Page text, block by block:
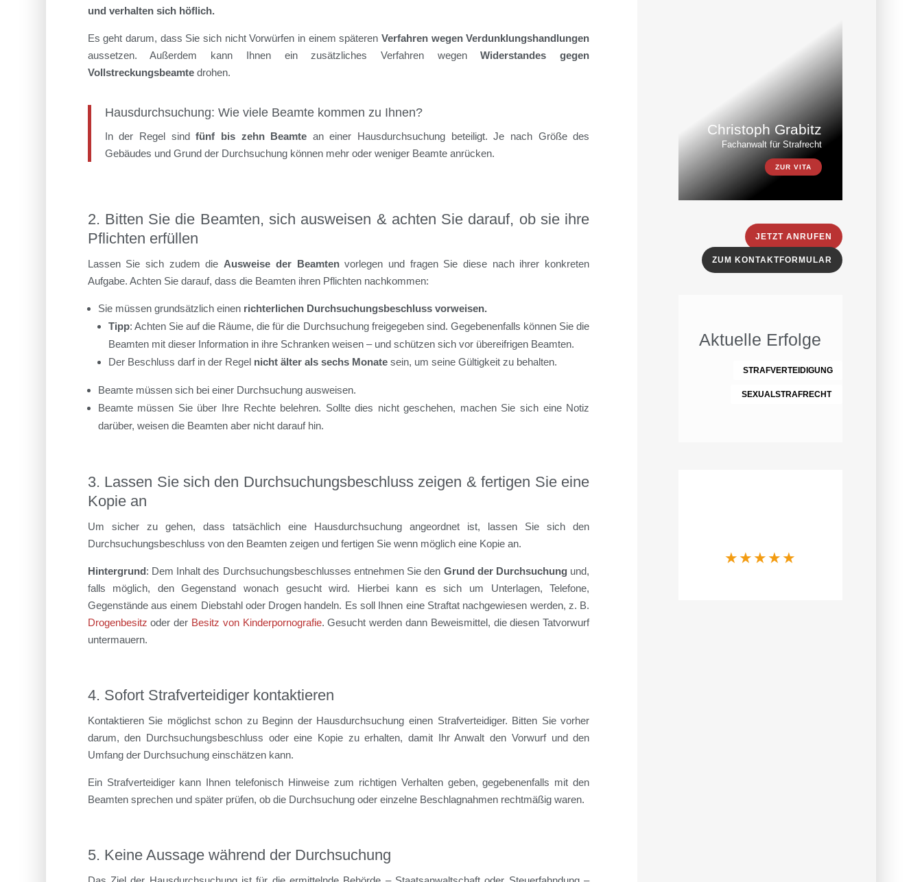
und verhalten sich höflich.
Es geht darum, dass Sie sich nicht Vorwürfen in einem späteren Verfahren wegen Verdunklungshandlungen
aussetzen. Außerdem kann Ihnen ein zusätzliches Verfahren wegenWiderstandes gegen
Vollstreckungsbeamtedrohen.
Hausdurchsuchung: Wie viele Beamte kommen zu Ihnen?
In der Regel sindfünf bis zehn Beamte an einer Hausdurchsuchung beteiligt. Je nach Größe des
Gebäudes und Grund der Durchsuchung können mehr oder weniger Beamte anrücken.
2. Bitten Sie die Beamten, sich ausweisen & achten Sie darauf, ob sie ihre
Pflichten erfüllen
Lassen Sie sich zudem die Ausweise der Beamtenvorlegen und fragen Sie diese nach ihrer konkreten
Aufgabe. Achten Sie darauf, dass die Beamten ihren Pflichten nachkommen:
Sie müssen grundsätzlich einen richterlichen Durchsuchungsbeschluss vorweisen.
Tipp: Achten Sie auf die Räume, die für die Durchsuchung freigegeben sind. Gegebenenfalls können Sie die
Beamten mit dieser Information in ihre Schranken weisen – und schützen sich vor übereifrigen Beamten.
Der Beschluss darf in der Regel nicht älter als sechs Monatesein, um seine Gültigkeit zu behalten.
Beamte müssen sich bei einer Durchsuchung ausweisen.
Beamte müssen Sie über Ihre Rechte belehren. Sollte dies nicht geschehen, machen Sie sich eine Notiz
darüber, weisen die Beamten aber nicht darauf hin.
3. Lassen Sie sich den Durchsuchungsbeschluss zeigen & fertigen Sie eine
Kopie an
Um sicher zu gehen, dass tatsächlich eine Hausdurchsuchung angeordnet ist, lassen Sie sich den
Durchsuchungsbeschluss von den Beamten zeigen und fertigen Sie wenn möglich eine Kopie an.
Hintergrund: Dem Inhalt des Durchsuchungsbeschlusses entnehmen Sie den Grund der Durchsuchungund,
falls möglich, den Gegenstand wonach gesucht wird. Hierbei kann es sich um Unterlagen, Telefone,
Gegenstände aus einem Diebstahl oder Drogen handeln. Es soll Ihnen eine Straftat nachgewiesen werden, z. B.
Drogenbesitz oder der Besitz von Kinderpornografie. Gesucht werden dann Beweismittel, die diesen Tatvorwurf
untermauern.
4. Sofort Strafverteidiger kontaktieren
Kontaktieren Sie möglichst schon zu Beginn der Hausdurchsuchung einen Strafverteidiger. Bitten Sie vorher
darum, den Durchsuchungsbeschluss oder eine Kopie zu erhalten, damit Ihr Anwalt den Vorwurf und den
Umfang der Durchsuchung einschätzen kann.
Ein Strafverteidiger kann Ihnen telefonisch Hinweise zum richtigen Verhalten geben, gegebenenfalls mit den
Beamten sprechen und später prüfen, ob die Durchsuchung oder einzelne Beschlagnahmen rechtmäßig waren.
5. Keine Aussage während der Durchsuchung
Christoph Grabitz
Fachanwalt für Strafrecht
ZUR VITA
JETZT ANRUFEN
ZUM KONTAKTFORMULAR
Aktuelle Erfolge
STRAFVERTEIDIGUNG
SEXUALSTRAFRECHT
★★★★★